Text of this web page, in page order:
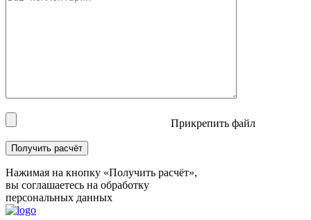
Прикрепить файл
Нажимая на кнопку «Получить расчёт»,
вы соглашаетесь на обработку
персональных данных